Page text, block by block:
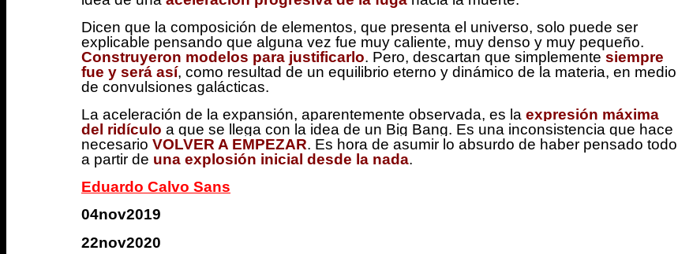
Dicen que la composición de elementos, que presenta el universo, solo puede ser
explicable pensando que alguna vez fue muy caliente, muy denso y muy pequeño.
Construyeron modelos para justificarlo. Pero, descartan que simplemente siempre
fue y será así, como resultad de un equilibrio eterno y dinámico de la materia, en medio
de convulsiones galácticas.
La aceleración de la expansión, aparentemente observada, es la expresión máxima
del ridículo a que se llega con la idea de un Big Bang. Es una inconsistencia que hace
necesario VOLVER A EMPEZAR. Es hora de asumir lo absurdo de haber pensado todo
a partir de una explosión inicial desde la nada.
Eduardo Calvo Sans
04nov2019
22nov2020